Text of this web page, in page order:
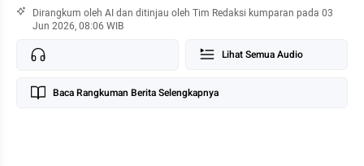
Selain Dadan, Prabowo juga mencopot dua Wakil Kepala BGN, yakni
Lodewyk Pulung dan Sony Sanjaya. Nanik S Deyang pun ditunjuk
untuk menggantikan posisi Dadan. Agustina Arumsari dan Mayjen TNI
Trenggono juga akan menjadi Wakil Kepala BGN. Prasetyo berharap,
terjadi di BGN.
Dirangkum oleh AI dan ditinjau oleh Tim Redaksi kumparan pada 03
Jun 2026, 08:06 WIB
Mahasiswa Sesama Jenis
Lihat Semua Audio
Baca Rangkuman Berita Selengkapnya